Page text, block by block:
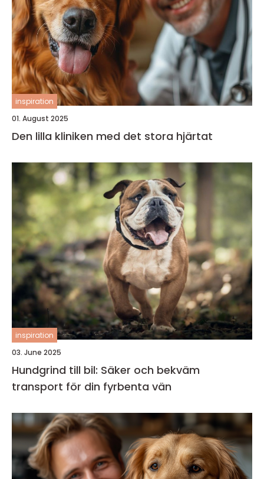
inspiration
01. August 2025
Den lilla kliniken med det stora hjärtat
inspiration
03. June 2025
Hundgrind till bil: Säker och bekväm
transport för din fyrbenta vän